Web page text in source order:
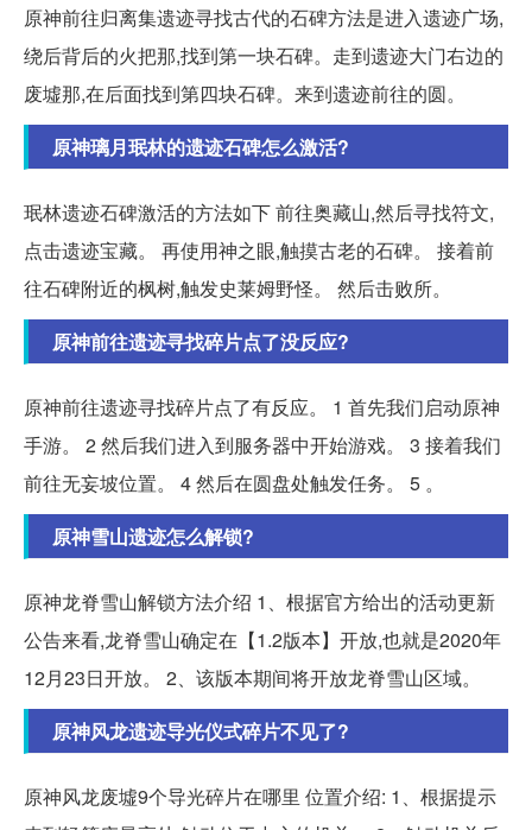
原神前往归离集遗迹寻找古代的石碑方法是进入遗迹广场,
绕后背后的火把那,找到第一块石碑。走到遗迹大门右边的
废墟那,在后面找到第四块石碑。来到遗迹前往的圆。
原神璃月珉林的遗迹石碑怎么激活?
珉林遗迹石碑激活的方法如下 前往奥藏山,然后寻找符文,
点击遗迹宝藏。 再使用神之眼,触摸古老的石碑。 接着前
往石碑附近的枫树,触发史莱姆野怪。 然后击败所。
原神前往遗迹寻找碎片点了没反应?
原神前往遗迹寻找碎片点了有反应。 1 首先我们启动原神
手游。 2 然后我们进入到服务器中开始游戏。 3 接着我们
前往无妄坡位置。 4 然后在圆盘处触发任务。 5 。
原神雪山遗迹怎么解锁?
原神龙脊雪山解锁方法介绍 1、根据官方给出的活动更新
公告来看,龙脊雪山确定在【1.2版本】开放,也就是2020年
12月23日开放。 2、该版本期间将开放龙脊雪山区域。
原神风龙遗迹导光仪式碎片不见了?
原神风龙废墟9个导光碎片在哪里 位置介绍: 1、根据提示